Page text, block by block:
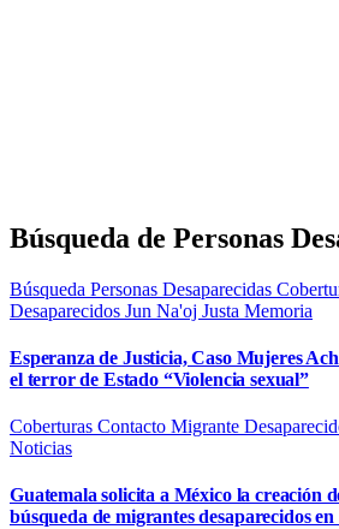
Búsqueda de Personas
Búsqueda Personas Desaparecidas
Desaparecidos Jun Na'oj Justa Memoria
Esperanza de Justicia, Caso Mujeres
el terror de Estado “Violencia sexual”
Coberturas Contacto Migrante
Noticias
Guatemala solicita a México la creación
búsqueda de migrantes desaparecidos en